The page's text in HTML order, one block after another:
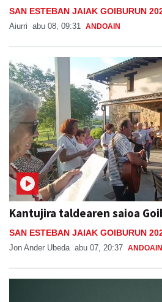
SAN ESTEBAN JAIAK GOIBURUN
Aiurri abu 08, 09:31 ANDOAIN
Kantujira taldearen saioa
SAN ESTEBAN JAIAK GOIBURUN
Jon Ander Ubeda abu 07, 20:37 ANDOAIN